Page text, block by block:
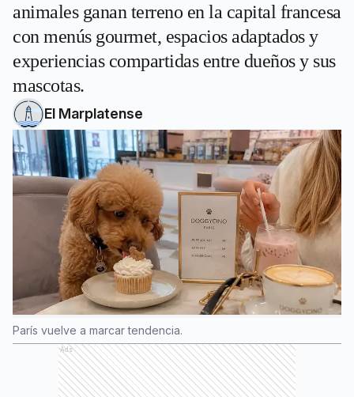
animales ganan terreno en la capital francesa
con menús gourmet, espacios adaptados y
experiencias compartidas entre dueños y sus
mascotas.
El Marplatense
París vuelve a marcar tendencia.
Ads